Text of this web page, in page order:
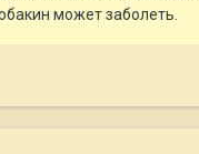
может заболеть.